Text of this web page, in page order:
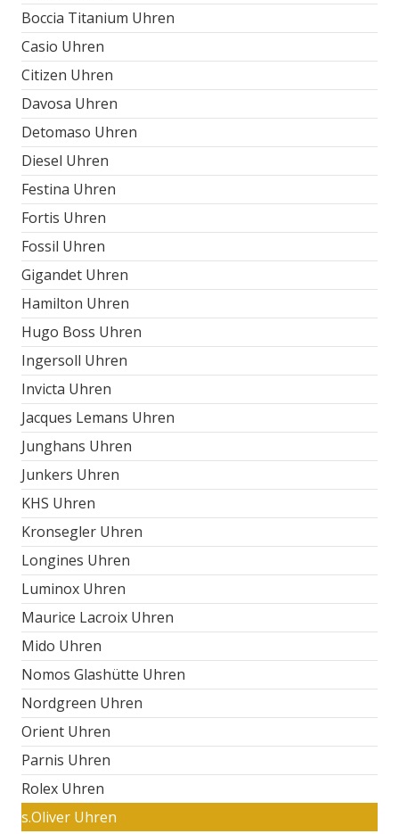
Boccia Titanium Uhren
Casio Uhren
Citizen Uhren
Davosa Uhren
Detomaso Uhren
Diesel Uhren
Festina Uhren
Fortis Uhren
Fossil Uhren
Gigandet Uhren
Hamilton Uhren
Hugo Boss Uhren
Ingersoll Uhren
Invicta Uhren
Jacques Lemans Uhren
Junghans Uhren
Junkers Uhren
KHS Uhren
Kronsegler Uhren
Longines Uhren
Luminox Uhren
Maurice Lacroix Uhren
Mido Uhren
Nomos Glashütte Uhren
Nordgreen Uhren
Orient Uhren
Parnis Uhren
Rolex Uhren
s.Oliver Uhren